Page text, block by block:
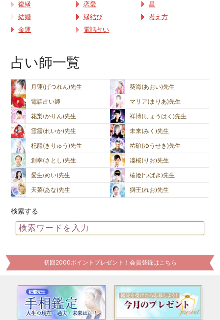
復縁
恋愛
星
結婚
縁結び
考え方
金運
電話占い
占い師一覧
月蓮(げつれん)先生
葵海(あおい)先生
電話占い師
マリア(まりあ)先生
花梨(かりん)先生
祥博(しょうはく)先生
霊霞(れいか)先生
未来(みく)先生
杞龍(きりゅう)先生
祐碩(ゆうせき)先生
創幸(さとし)先生
凜桜(りお)先生
愛生(めい)先生
椿姫(つばき)先生
天菜(あな)先生
獅王(れお)先生
検索する
初回2000ポイントプレゼント！会員登録はこちら